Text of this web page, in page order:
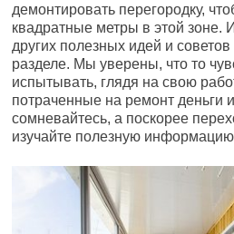
демонтировать перегородку,
квадратные метры в этой зоне.
других полезных идей и
разделе. Мы уверены, что то
испытывать, глядя на свою
потраченные на ремонт деньги
сомневайтесь, а поскорее
изучайте полезную